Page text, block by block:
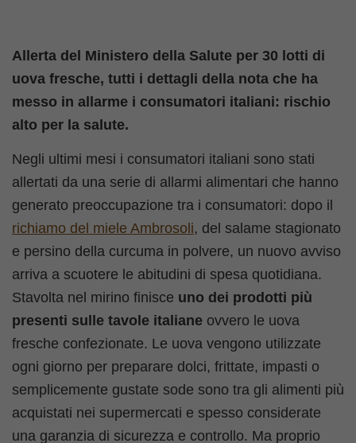
Allerta del Ministero della Salute per 30 lotti di
uova fresche, tutti i dettagli della nota che ha
messo in allarme i consumatori italiani: rischio
alto per la salute.
Negli ultimi mesi i consumatori italiani sono stati
allertati da una serie di allarmi alimentari che hanno
generato preoccupazione tra i consumatori: dopo il
richiamo del miele Ambrosoli, del salame stagionato
e persino della curcuma in polvere, un nuovo avviso
arriva a scuotere le abitudini di spesa quotidiana.
Stavolta nel mirino finisce uno dei prodotti più
presenti sulle tavole italiane ovvero le uova
fresche confezionate. Le uova vengono utilizzate
ogni giorno per preparare dolci, frittate, impasti o
semplicemente gustate sode sono tra gli alimenti più
acquistati nei supermercati e spesso considerate
una garanzia di sicurezza e controllo. Ma proprio